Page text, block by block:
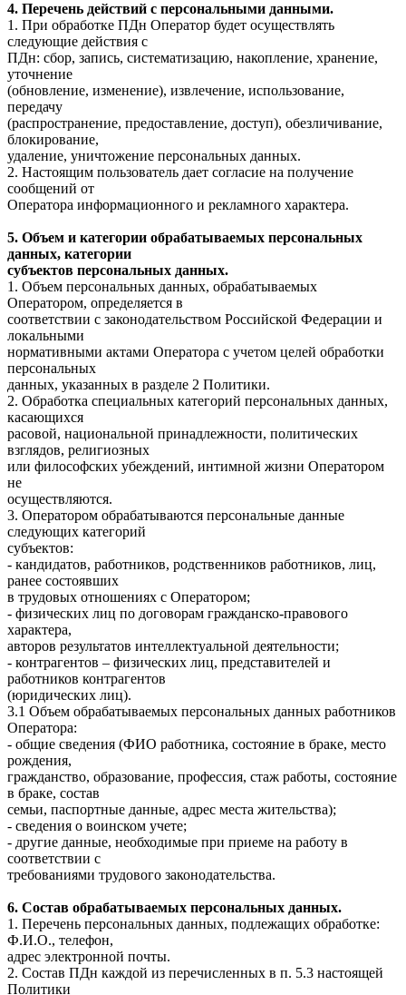
4. Перечень действий с персональными данными.
1. При обработке ПДн Оператор будет осуществлять
следующие действия с
ПДн: сбор, запись, систематизацию, накопление, хранение,
уточнение
(обновление, изменение), извлечение, использование,
передачу
(распространение, предоставление, доступ), обезличивание,
блокирование,
удаление, уничтожение персональных данных.
2. Настоящим пользователь дает согласие на получение
сообщений от
Оператора информационного и рекламного характера.
5. Объем и категории обрабатываемых персональных
данных, категории
субъектов персональных данных.
1. Объем персональных данных, обрабатываемых
Оператором, определяется в
соответствии с законодательством Российской Федерации и
локальными
нормативными актами Оператора с учетом целей обработки
персональных
данных, указанных в разделе 2 Политики.
2. Обработка специальных категорий персональных данных,
касающихся
расовой, национальной принадлежности, политических
взглядов, религиозных
или философских убеждений, интимной жизни Оператором
не
осуществляются.
3. Оператором обрабатываются персональные данные
следующих категорий
субъектов:
- кандидатов, работников, родственников работников, лиц,
ранее состоявших
в трудовых отношениях с Оператором;
- физических лиц по договорам гражданско-правового
характера,
авторов результатов интеллектуальной деятельности;
- контрагентов – физических лиц, представителей и
работников контрагентов
(юридических лиц).
3.1 Объем обрабатываемых персональных данных работников
Оператора:
- общие сведения (ФИО работника, состояние в браке, место
рождения,
гражданство, образование, профессия, стаж работы, состояние
в браке, состав
семьи, паспортные данные, адрес места жительства);
- сведения о воинском учете;
- другие данные, необходимые при приеме на работу в
соответствии с
требованиями трудового законодательства.
6. Состав обрабатываемых персональных данных.
1. Перечень персональных данных, подлежащих обработке:
Ф.И.О., телефон,
адрес электронной почты.
2. Состав ПДн каждой из перечисленных в п. 5.3 настоящей
Политики